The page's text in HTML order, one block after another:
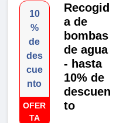
10
%
de
des
cue
nto
OFER
TA
Recogid
a de
bombas
de agua
- hasta
10% de
descuen
to